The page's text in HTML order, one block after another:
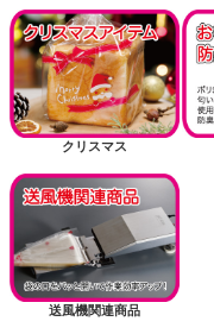
クリスマス
送風機関連商品